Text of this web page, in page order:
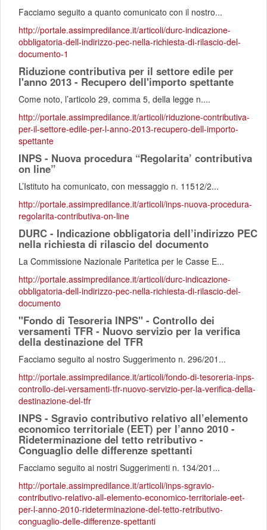
Facciamo seguito a quanto comunicato con il nostro...
http://portale.assimpredilance.it/articoli/durc-indicazione-
obbligatoria-dell-indirizzo-pec-nella-richiesta-di-rilascio-del-
documento-1
Riduzione contributiva per il settore edile per
l'anno 2013 - Recupero dell'importo spettante
Come noto, l’articolo 29, comma 5, della legge n....
http://portale.assimpredilance.it/articoli/riduzione-contributiva-
per-il-settore-edile-per-l-anno-2013-recupero-dell-importo-
spettante
INPS - Nuova procedura “Regolarita’ contributiva
on line”
L’Istituto ha comunicato, con messaggio n. 11512/2...
http://portale.assimpredilance.it/articoli/inps-nuova-procedura-
regolarita-contributiva-on-line
DURC - Indicazione obbligatoria dell’indirizzo PEC
nella richiesta di rilascio del documento
La Commissione Nazionale Paritetica per le Casse E...
http://portale.assimpredilance.it/articoli/durc-indicazione-
obbligatoria-dell-indirizzo-pec-nella-richiesta-di-rilascio-del-
documento
"Fondo di Tesoreria INPS" - Controllo dei
versamenti TFR - Nuovo servizio per la verifica
della destinazione del TFR
Facciamo seguito al nostro Suggerimento n. 296/201...
http://portale.assimpredilance.it/articoli/fondo-di-tesoreria-inps-
controllo-dei-versamenti-tfr-nuovo-servizio-per-la-verifica-della-
destinazione-del-tfr
INPS - Sgravio contributivo relativo all’elemento
economico territoriale (EET) per l’anno 2010 -
Rideterminazione del tetto retributivo -
Conguaglio delle differenze spettanti
Facciamo seguito ai nostri Suggerimenti n. 134/201...
http://portale.assimpredilance.it/articoli/inps-sgravio-
contributivo-relativo-all-elemento-economico-territoriale-eet-
per-l-anno-2010-rideterminazione-del-tetto-retributivo-
conguaglio-delle-differenze-spettanti